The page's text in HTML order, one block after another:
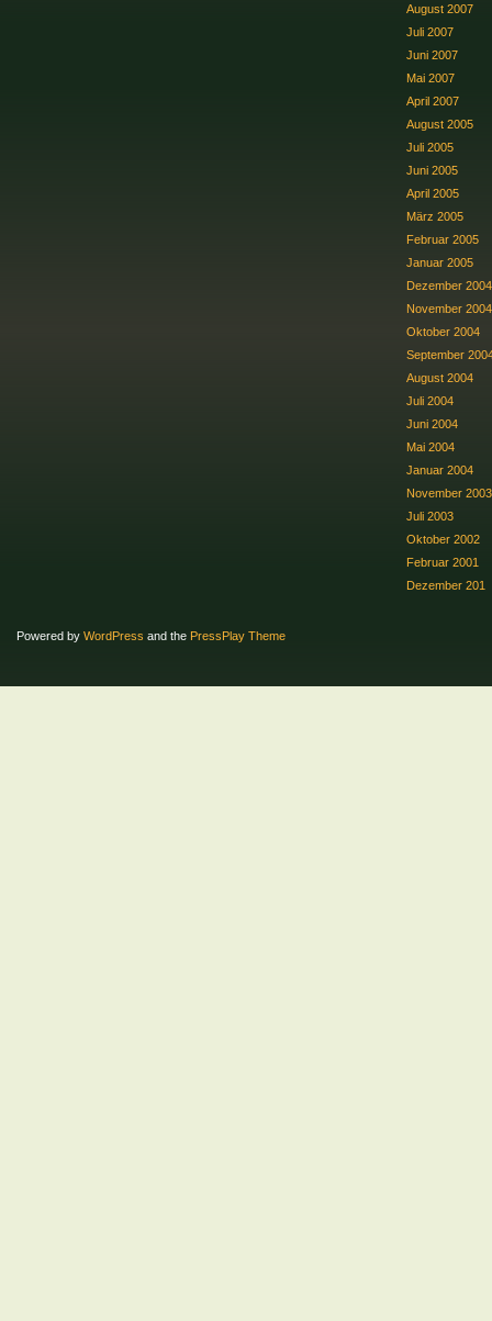
August 2007
Juli 2007
Juni 2007
Mai 2007
April 2007
August 2005
Juli 2005
Juni 2005
April 2005
März 2005
Februar 2005
Januar 2005
Dezember 2004
November 2004
Oktober 2004
September
August 2004
Juli 2004
Juni 2004
Mai 2004
Januar 2004
November 2003
Juli 2003
Oktober 2002
Februar 2001
Dezember 201
Powered by WordPress and the PressPlay Theme